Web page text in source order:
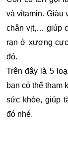
và vitamin. Giàu
chân vịt,… giúp
rạn ở xương
đó.
Trên đây là 5
bạn có thể tham
sức khỏe, giúp
đó nhé.